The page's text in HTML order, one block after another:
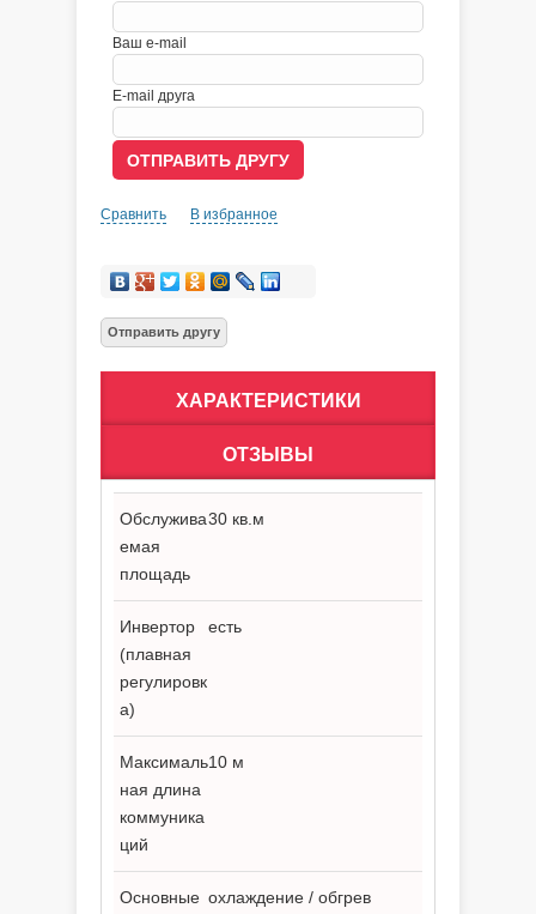
Ваш e-mail
E-mail друга
Сравнить В избранное
ХАРАКТЕРИСТИКИ
ОТЗЫВЫ
Обслужива
емая
площадь
30 кв.м
Инвертор
(плавная
регулировк
а)
есть
Максималь
ная длина
коммуника
ций
10 м
Основные охлаждение / обгрев